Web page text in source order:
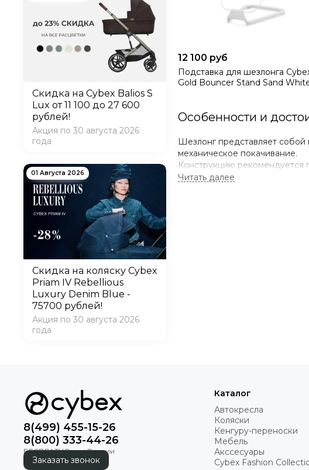
12 100 руб
Подставка для шезлонга
Gold Bouncer Stand Sand
Особенности и
Шезлонг представляет собой
механическое покачивание.
Конструкцию рекомендуется
обладает успокаивающим
мобильного перемещения
характеристик. Надежную
Скидка на Cybex Balios S
Lux от 11 100 до 27 600
рублей!
Акция по 30 августа 2026
года
01 Августа 2026
Скидка на коляску Cybex
Priam IV Rebellious
Luxury Denim Blue -
75700 рублей!
Акция по 30 августа 2026
года
8(499) 455-15-26
8(800) 333-44-26
Заказать звонок
Каталог
Автокресла
Коляски
Кенгуру-переноски
Мебель
Акссесуары
Cybex Fashion